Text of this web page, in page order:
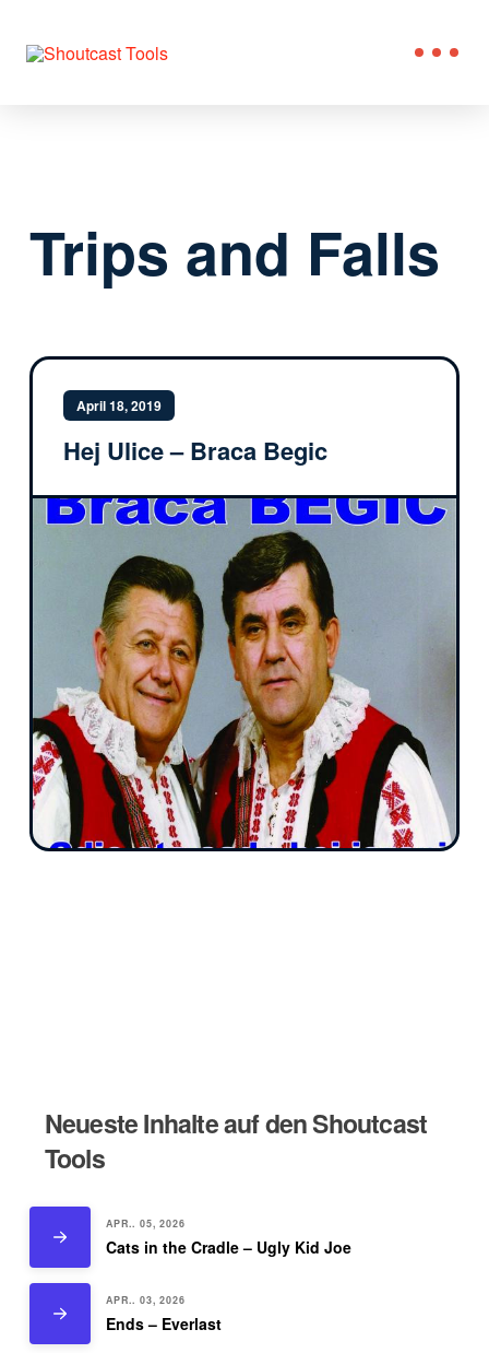
Trips and Falls
April 18, 2019
Hej Ulice – Braca Begic
Neueste Inhalte auf den Shoutcast
Tools
APR.. 05, 2026
Cats in the Cradle – Ugly Kid Joe
APR.. 03, 2026
Ends – Everlast